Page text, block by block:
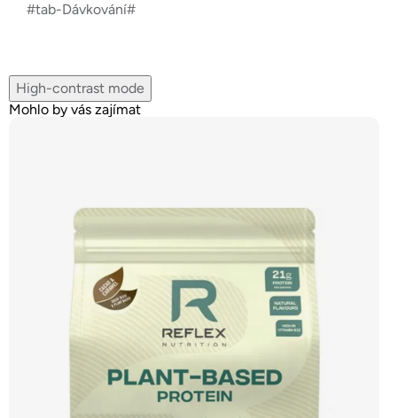
#tab-Dávkování#
High-contrast mode
Mohlo by vás zajímat